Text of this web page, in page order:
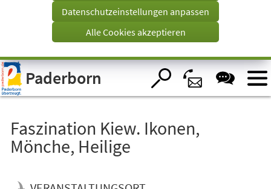
Visuelle
Assistenzsoftware
öffnen.
Tab)
Datenschutzeinstellungen anpassen
Alle Cookies akzeptieren
Paderborn
Faszination Kiew. Ikonen,
Mönche, Heilige